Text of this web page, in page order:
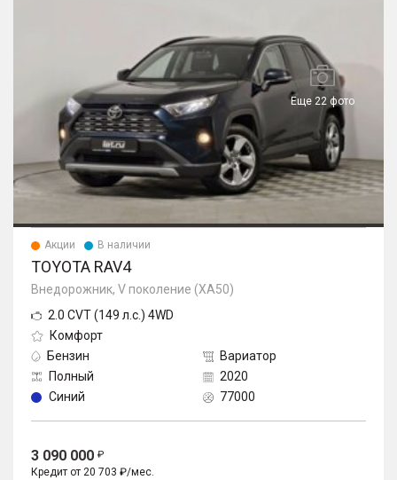
Еще 22 фото
Акции В наличии
TOYOTA RAV4
Внедорожник, V поколение (XA50)
2.0 CVT (149 л.с.) 4WD
Комфорт
Бензин
Вариатор
Полный
2020
Синий
77000
3 090 000
Кредит от 20 703 ₽/мес.